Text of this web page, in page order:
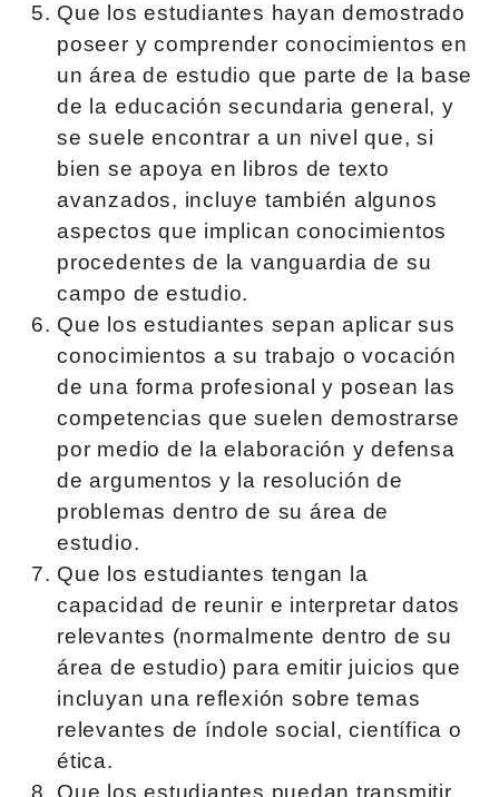
Que los estudiantes hayan demostrado
poseer y comprender conocimientos en
un área de estudio que parte de la base
de la educación secundaria general, y
se suele encontrar a un nivel que, si
bien se apoya en libros de texto
avanzados, incluye también algunos
aspectos que implican conocimientos
procedentes de la vanguardia de su
campo de estudio.
Que los estudiantes sepan aplicar sus
conocimientos a su trabajo o vocación
de una forma profesional y posean las
competencias que suelen demostrarse
por medio de la elaboración y defensa
de argumentos y la resolución de
problemas dentro de su área de
estudio.
Que los estudiantes tengan la
capacidad de reunir e interpretar datos
relevantes (normalmente dentro de su
área de estudio) para emitir juicios que
incluyan una reflexión sobre temas
relevantes de índole social, científica o
ética.
Que los estudiantes puedan transmitir